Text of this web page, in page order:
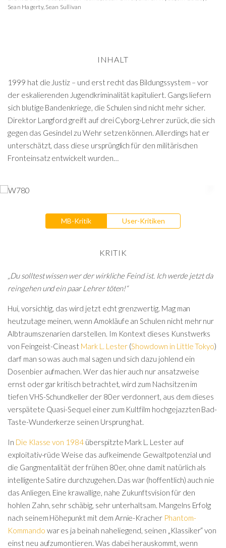
Sean Hagerty, Sean Sullivan
INHALT
1999 hat die Justiz – und erst recht das Bildungssystem – vor
der eskalierenden Jugendkriminalität kapituliert. Gangs liefern
sich blutige Bandenkriege, die Schulen sind nicht mehr sicher.
Direktor Langford greift auf drei Cyborg-Lehrer zurück, die sich
gegen das Gesindel zu Wehr setzen können. Allerdings hat er
unterschätzt, dass diese ursprünglich für den militärischen
Fronteinsatz entwickelt wurden…
MB-Kritik User-Kritiken
KRITIK
„Du solltest wissen wer der wirkliche Feind ist. Ich werde jetzt da
reingehen und ein paar Lehrer töten!“
Hui, vorsichtig, das wird jetzt echt grenzwertig. Mag man
heutzutage meinen, wenn Amokläufe an Schulen nicht mehr nur
Albtraumszenarien darstellen. Im Kontext dieses Kunstwerks
von Feingeist-Cineast Mark L. Lester (Showdown in Little Tokyo)
darf man so was auch mal sagen und sich dazu johlend ein
Dosenbier aufmachen. Wer das hier auch nur ansatzweise
ernst oder gar kritisch betrachtet, wird zum Nachsitzen im
tiefen VHS-Schundkeller der 80er verdonnert, aus dem dieses
verspätete Quasi-Sequel einer zum Kultfilm hochgejazzten Bad-
Taste-Wunderkerze seinen Ursprung hat.
In Die Klasse von 1984 überspitzte Mark L. Lester auf
exploitativ-rüde Weise das aufkeimende Gewaltpotenzial und
die Gangmentalität der frühen 80er, ohne damit natürlich als
intelligente Satire durchzugehen. Das war (hoffentlich) auch nie
das Anliegen. Eine krawallige, nahe Zukunftsvision für den
hohlen Zahn, sehr schäbig, sehr unterhaltsam. Mangelns Erfolg
nach seinem Höhepunkt mit dem Arnie-Kracher Phantom-
Kommando war es ja beinah naheliegend, seinen „Klassiker“ von
einst neu aufzumontieren. Was dabei herauskommt, wenn